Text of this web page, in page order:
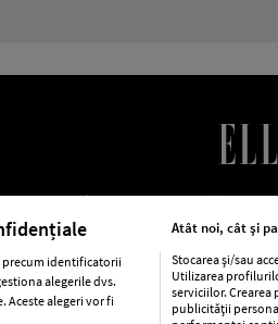
Romania Contact
cookies
Baby Libertatea
precum identificatorii
alegerile dvs.
Aceste alegeri vor fi
Atât noi, cât și
Stocarea și/sau
Utilizarea
serviciilor.
publicității